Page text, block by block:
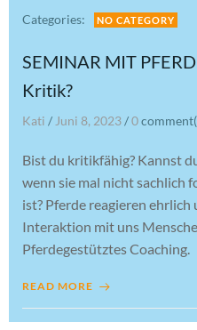
Categories: NO CATEGORY
SEMINAR MIT
Kritik?
Kati / Juni 8, 2023/0
Bist du kritikfähig? Kannst
wenn sie mal nicht sachlich
ist? Pferde reagieren
Interaktion mit uns
Pferdegestütztes Coaching.
READ MORE